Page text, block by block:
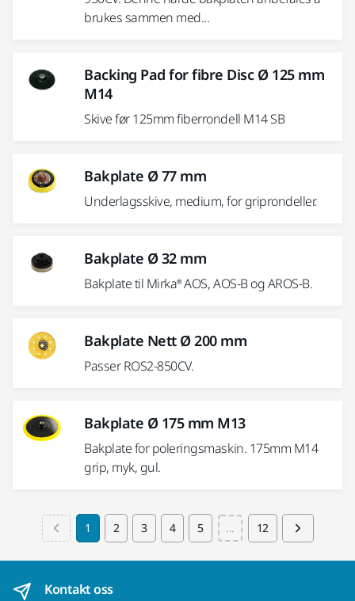
brukes sammen med...
Backing Pad for fibre Disc Ø 125 mm
M14
Skive før 125mm fiberrondell M14 SB
Bakplate Ø 77 mm
Underlagsskive, medium, for griprondeller.
Bakplate Ø 32 mm
Bakplate til Mirka® AOS, AOS-B og AROS-B.
Bakplate Nett Ø 200 mm
Passer ROS2-850CV.
Bakplate Ø 175 mm M13
Bakplate for poleringsmaskin. 175mm M14
grip, myk, gul.
1 2 3 4 5 ... 12
Kontakt oss